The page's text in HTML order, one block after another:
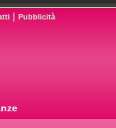
| Pubblicità